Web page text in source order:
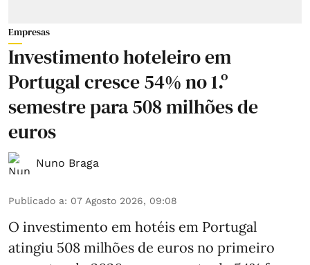
Empresas
Investimento hoteleiro em
Portugal cresce 54% no 1.º
semestre para 508 milhões de
euros
Nuno Braga
Publicado a: 07 Agosto 2026, 09:08
O investimento em hotéis em Portugal
atingiu 508 milhões de euros no primeiro